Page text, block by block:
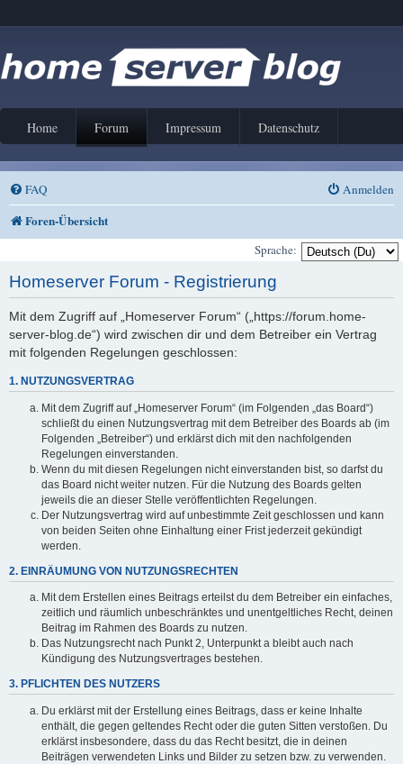
Home Forum Impressum Datenschutz
FAQ Anmelden
Foren-Übersicht
Sprache:
Homeserver Forum - Registrierung
Mit dem Zugriff auf „Homeserver Forum“ („https://forum.home-
server-blog.de“) wird zwischen dir und dem Betreiber ein Vertrag
mit folgenden Regelungen geschlossen:
1. NUTZUNGSVERTRAG
Mit dem Zugriff auf „Homeserver Forum“ (im Folgenden „das Board“)
schließt du einen Nutzungsvertrag mit dem Betreiber des Boards ab (im
Folgenden „Betreiber“) und erklärst dich mit den nachfolgenden
Regelungen einverstanden.
Wenn du mit diesen Regelungen nicht einverstanden bist, so darfst du
das Board nicht weiter nutzen. Für die Nutzung des Boards gelten
jeweils die an dieser Stelle veröffentlichten Regelungen.
Der Nutzungsvertrag wird auf unbestimmte Zeit geschlossen und kann
von beiden Seiten ohne Einhaltung einer Frist jederzeit gekündigt
werden.
2. EINRÄUMUNG VON NUTZUNGSRECHTEN
Mit dem Erstellen eines Beitrags erteilst du dem Betreiber ein einfaches,
zeitlich und räumlich unbeschränktes und unentgeltliches Recht, deinen
Beitrag im Rahmen des Boards zu nutzen.
Das Nutzungsrecht nach Punkt 2, Unterpunkt a bleibt auch nach
Kündigung des Nutzungsvertrages bestehen.
3. PFLICHTEN DES NUTZERS
Du erklärst mit der Erstellung eines Beitrags, dass er keine Inhalte
enthält, die gegen geltendes Recht oder die guten Sitten verstoßen. Du
erklärst insbesondere, dass du das Recht besitzt, die in deinen
Beiträgen verwendeten Links und Bilder zu setzen bzw. zu verwenden.